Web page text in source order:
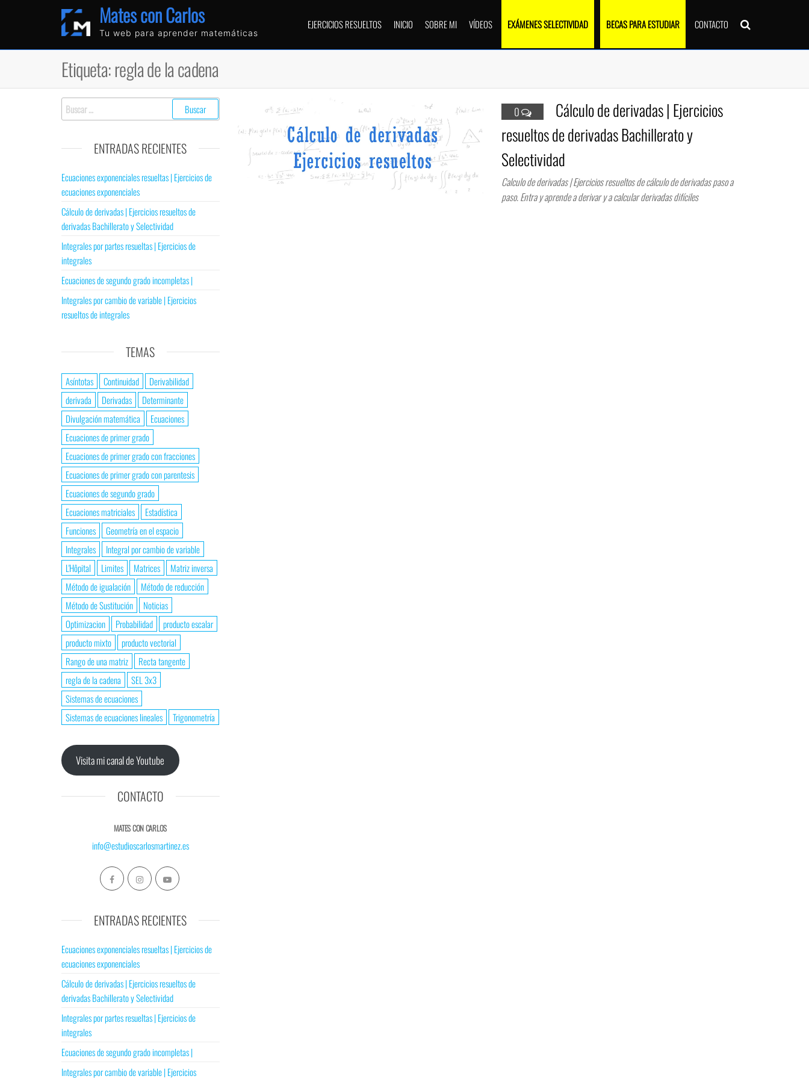
Mates con Carlos
Tu web para aprender matemáticas
EJERCICIOS RESUELTOS INICIO SOBRE MI VÍDEOS EXÁMENES SELECTIVIDAD BECAS PARA ESTUDIAR CONTACTO
Etiqueta:regla de la cadena
0
Cálculo de derivadas | Ejercicios
resueltos de derivadas Bachillerato y
Selectividad
Calculo de derivadas | Ejercicios resueltos de cálculo de derivadas paso a
paso. Entra y aprende a derivar y a calcular derivadas difíciles
ENTRADAS RECIENTES
Ecuaciones exponenciales resueltas | Ejercicios de
ecuaciones exponenciales
Cálculo de derivadas | Ejercicios resueltos de
derivadas Bachillerato y Selectividad
Integrales por partes resueltas | Ejercicios de
integrales
Ecuaciones de segundo grado incompletas |
Integrales por cambio de variable | Ejercicios
resueltos de integrales
TEMAS
Asíntotas Continuidad
Derivabilidad
derivada
Derivadas
Determinante
Divulgación matemática
Ecuaciones
Ecuaciones de primer grado
Ecuaciones de primer grado con fracciones
Ecuaciones de primer grado con parentesis
Ecuaciones de segundo grado
Ecuaciones matriciales
Estadística
Funciones
Geometría en el espacio
Integrales
Integral por cambio de variable
L'Hôpital
Limites Matrices
Matriz inversa
Método de igualación
Método de reducción
Método de Sustitución
Noticias
Optimizacion
Probabilidad
producto escalar
producto mixto
producto vectorial
Rango de una matriz
Recta tangente
regla de la cadena
SEL 3x3
Sistemas de ecuaciones
Sistemas de ecuaciones lineales
Trigonometría
Visita mi canal de Youtube
CONTACTO
MATES CON CARLOS
info@estudioscarlosmartinez.es
ENTRADAS RECIENTES
Ecuaciones exponenciales resueltas | Ejercicios de
ecuaciones exponenciales
Cálculo de derivadas | Ejercicios resueltos de
derivadas Bachillerato y Selectividad
Integrales por partes resueltas | Ejercicios de
integrales
Ecuaciones de segundo grado incompletas |
Integrales por cambio de variable | Ejercicios